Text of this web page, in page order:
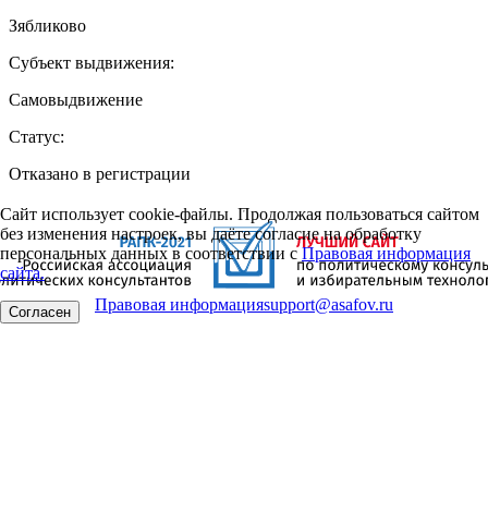
Зябликово
Субъект выдвижения:
Самовыдвижение
Статус:
Отказано в регистрации
Сайт использует cookie-файлы. Продолжая пользоваться сайтом
без изменения настроек, вы даёте согласие на обработку
персональных данных в соответствии сПравовая информация
сайта.
Согласен Правовая информацияsupport@asafov.ru